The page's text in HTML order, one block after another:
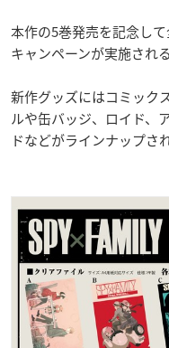
本作の5巻発売を記念し
キャンペーンが実施され
新作グッズにはコミック
ルや缶バッジ、ロイド、
ドなどがラインナップさ